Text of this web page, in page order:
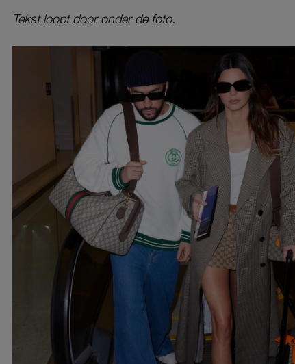
Tekst loopt door onder de foto.